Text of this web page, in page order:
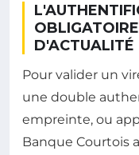
D'ACTUALITÉ
Pour valider un
une double
empreinte, ou
Banque Courtois